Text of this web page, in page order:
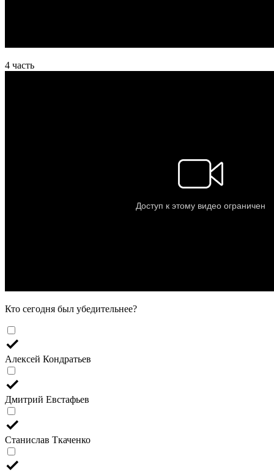
4 часть
Кто сегодня был убедительнее?
Алексей Кондратьев
Дмитрий Евстафьев
Станислав Ткаченко